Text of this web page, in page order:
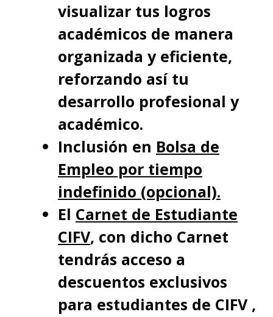
visualizar tus logros
académicos de manera
organizada y eficiente,
reforzando así tu
desarrollo profesional y
académico.
Inclusión en Bolsa de
Empleo por tiempo
indefinido (opcional).
El Carnet de Estudiante
CIFV, con dicho Carnet
tendrás acceso a
descuentos exclusivos
para estudiantes de CIFV ,